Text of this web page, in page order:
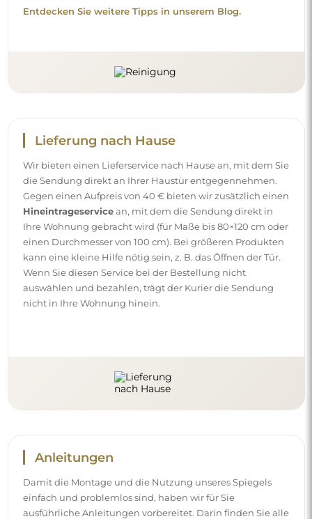
Entdecken Sie weitere Tipps in unserem Blog.
Lieferung nach Hause
Wir bieten einen Lieferservice nach Hause an, mit dem Sie
die Sendung direkt an Ihrer Haustür entgegennehmen.
Gegen einen Aufpreis von 40 € bieten wir zusätzlich einen
Hineintrageservicean, mit dem die Sendung direkt in
Ihre Wohnung gebracht wird (für Maße bis 80×120 cm oder
einen Durchmesser von 100 cm). Bei größeren Produkten
kann eine kleine Hilfe nötig sein, z. B. das Öffnen der Tür.
Wenn Sie diesen Service bei der Bestellung nicht
auswählen und bezahlen, trägt der Kurier die Sendung
nicht in Ihre Wohnung hinein.
Anleitungen
Damit die Montage und die Nutzung unseres Spiegels
einfach und problemlos sind, haben wir für Sie
ausführliche Anleitungen vorbereitet. Darin finden Sie alle